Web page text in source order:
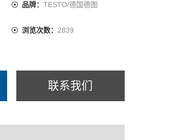
品牌： TESTO/德国德图
浏览次数： 2839
联系我们